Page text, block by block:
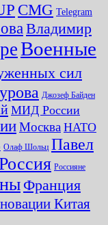
CMG Telegram
Владимир
Военные
сил
Джозеф Байден
МИД России
Москва НАТО
Олаф Шольц Павел
Россияне
Франция
Китая